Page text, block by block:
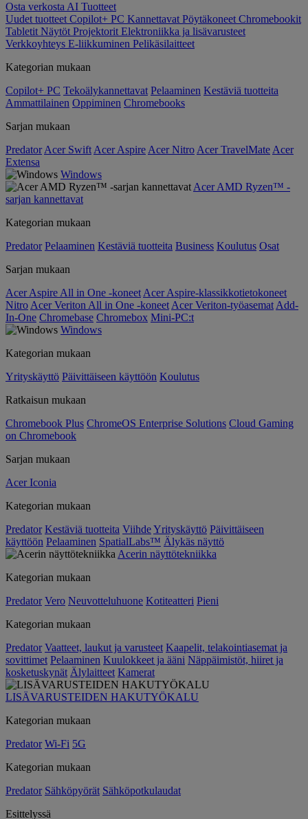
Osta verkosta AI Tuotteet
Uudet tuotteet Copilot+ PC Kannettavat Pöytäkoneet Chromebookit
Tabletit Näytöt Projektorit Elektroniikka ja lisävarusteet
Verkkoyhteys E-liikkuminen Pelikäsilaitteet
Kategorian mukaan
Copilot+ PC Tekoälykannettavat Pelaaminen Kestäviä tuotteita
Ammattilainen Oppiminen Chromebooks
Sarjan mukaan
Predator Acer Swift Acer Aspire Acer Nitro Acer TravelMate Acer
Extensa
Windows
Acer AMD Ryzen™ -
sarjan kannettavat
Kategorian mukaan
Predator Pelaaminen Kestäviä tuotteita Business Koulutus Osat
Sarjan mukaan
Acer Aspire All in One -koneet Acer Aspire-klassikkotietokoneet
Nitro Acer Veriton All in One -koneet Acer Veriton-työasemat Add-
In-One Chromebase Chromebox Mini-PC:t
Windows
Kategorian mukaan
Yrityskäyttö Päivittäiseen käyttöön Koulutus
Ratkaisun mukaan
Chromebook Plus ChromeOS Enterprise Solutions Cloud Gaming
on Chromebook
Sarjan mukaan
Acer Iconia
Kategorian mukaan
Predator Kestäviä tuotteita ViihdeYrityskäyttö Päivittäiseen
käyttöön Pelaaminen SpatialLabs™ Älykäs näyttö
Acerin näyttötekniikka
Kategorian mukaan
Predator Vero Neuvotteluhuone Kotiteatteri Pieni
Kategorian mukaan
Predator Vaatteet, laukut ja varusteet Kaapelit, telakointiasemat ja
sovittimet Pelaaminen Kuulokkeet ja ääni Näppäimistöt, hiiret ja
kosketuskynät Älylaitteet Kamerat
LISÄVARUSTEIDEN HAKUTYÖKALU
Kategorian mukaan
Predator Wi-Fi 5G
Kategorian mukaan
Predator Sähköpyörät Sähköpotkulaudat
Esittelyssä